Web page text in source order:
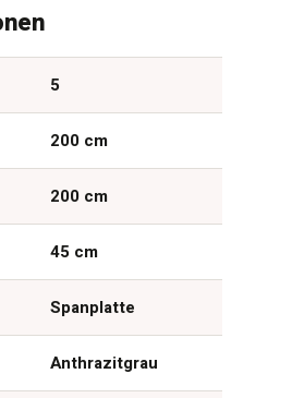
5
200 cm
200 cm
45 cm
Spanplatte
Anthrazitgrau